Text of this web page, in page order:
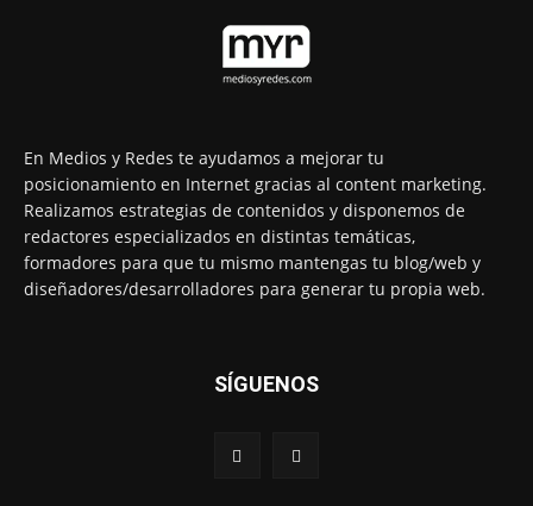
En Medios y Redes te ayudamos a mejorar tu
posicionamiento en Internet gracias al content marketing.
Realizamos estrategias de contenidos y disponemos de
redactores especializados en distintas temáticas,
formadores para que tu mismo mantengas tu blog/web y
diseñadores/desarrolladores para generar tu propia web.
SÍGUENOS